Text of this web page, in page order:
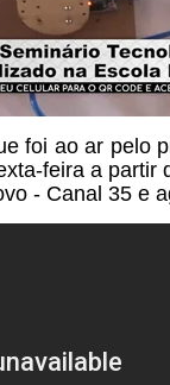
foi ao ar pelo
feira a partir
- Canal 35 e